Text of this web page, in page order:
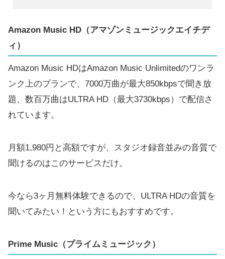
Amazon Music HD（アマゾンミュージックエイチデ
ィ）
Amazon Music HDはAmazon Music Unlimitedのワンラ
ンク上のプランで、7000万曲が最大850kbpsで聞き放
題、数百万曲はULTRA HD（最大3730kbps）で配信さ
れています。
月額1,980円と高額ですが、スタジオ録音並みの音質で
聞けるのはこのサービスだけ。
今なら3ヶ月無料体験できるので、ULTRA HDの音質を
聞いてみたい！という方にもおすすめです。
Prime Music（プライムミュージック）